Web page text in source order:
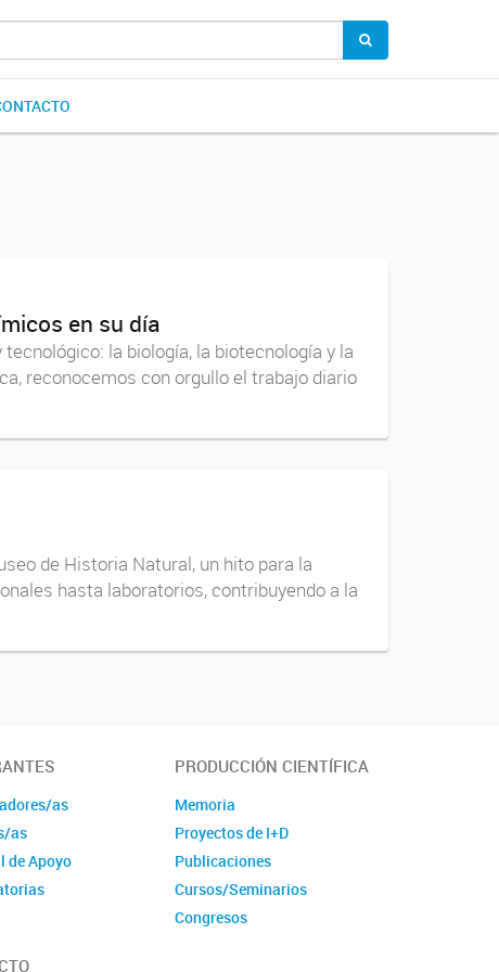
en su día
la biología, la biotecnología y la
reconocemos con orgullo el trabajo diario
de Historia Natural, un hito para la
hasta laboratorios, contribuyendo a la
as
as
de Apoyo
PRODUCCIÓN CIENTÍFICA
Memoria
Proyectos de I+D
Publicaciones
Cursos/Seminarios
Congresos